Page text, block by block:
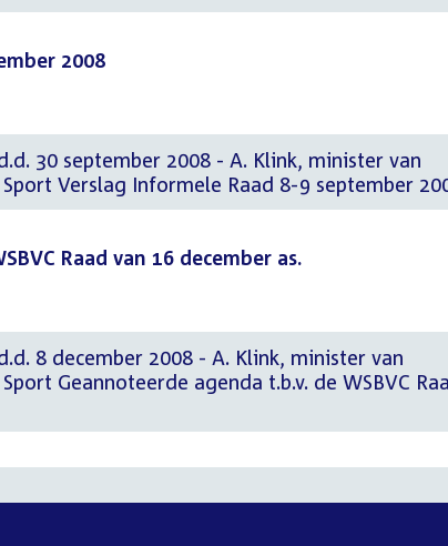
2008
30 september 2008 - A. Klink, minister van
Verslag Informele Raad 8-9 september
Raad van 16 december as.
8 december 2008 - A. Klink, minister van
Geannoteerde agenda t.b.v. de WSBVC